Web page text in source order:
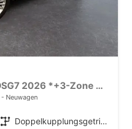
1.5 eTSI 150PS/110kW DSG7 2026 *+3-Zone Climatronic +ACC +Smart Amb*
Neuwagen
Getriebe
Doppelkupplungsgetriebe (DSG)